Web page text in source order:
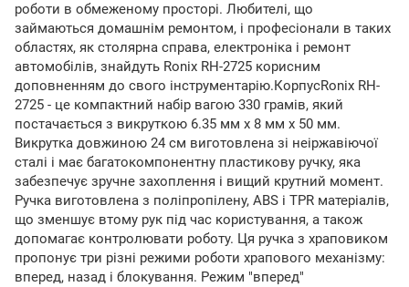
роботи в обмеженому просторі. Любителі, що
займаються домашнім ремонтом, і професіонали в таких
областях, як столярна справа, електроніка і ремонт
автомобілів, знайдуть Ronix RH-2725 корисним
доповненням до свого інструментарію.КорпусRonix RH-
2725 - це компактний набір вагою 330 грамів, який
постачається з викруткою 6.35 мм x 8 мм x 50 мм.
Викрутка довжиною 24 см виготовлена зі неіржавіючої
сталі і має багатокомпонентну пластикову ручку, яка
забезпечує зручне захоплення і вищий крутний момент.
Ручка виготовлена з поліпропілену, ABS і TPR матеріалів,
що зменшує втому рук під час користування, а також
допомагає контролювати роботу. Ця ручка з храповиком
пропонує три різні режими роботи храпового механізму:
вперед, назад і блокування. Режим "вперед"